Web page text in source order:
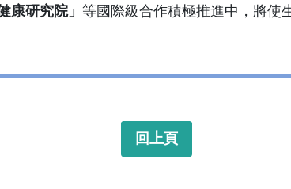
康研究院」 等國際級合作積極推進中，將使
回上頁